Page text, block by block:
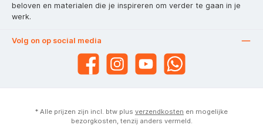
beloven en materialen die je inspireren om verder te gaan in je
werk.
Volg on op social media
* Alle prijzen zijn incl. btw plus verzendkosten en mogelijke
bezorgkosten, tenzij anders vermeld.